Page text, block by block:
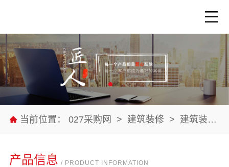
当前位置： 027采购网 > 建筑装修 > 建筑装修材料
产品信息 / PRODUCT INFORMATION